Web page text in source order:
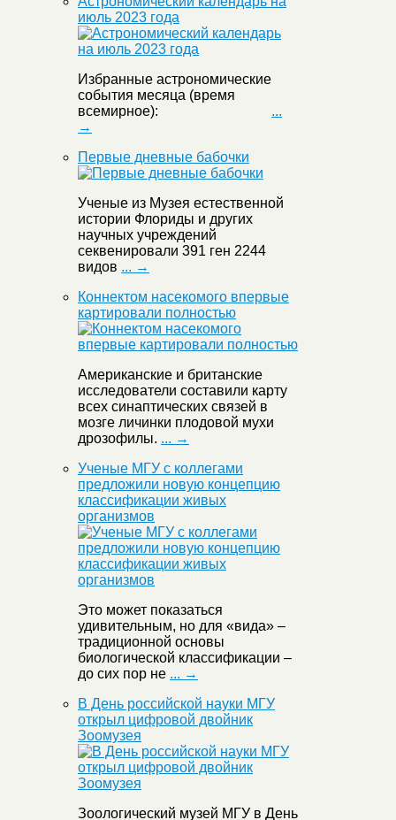
июль 2023 года
Избранные астрономические
события месяца (время
всемирное): ...
→
Первые дневные бабочки
Ученые из Музея естественной
истории Флориды и других
научных учреждений
секвенировали 391 ген 2244
видов ... →
Коннектом насекомого впервые
картировали полностью
Американские и британские
исследователи составили карту
всех синаптических связей в
мозге личинки плодовой мухи
дрозофилы. ... →
Ученые МГУ с коллегами
предложили новую концепцию
классификации живых
организмов
Это может показаться
удивительным, но для «вида» –
традиционной основы
биологической классификации –
до сих пор не ... →
В День российской науки МГУ
открыл цифровой двойник
Зоомузея
Зоологический музей МГУ в День